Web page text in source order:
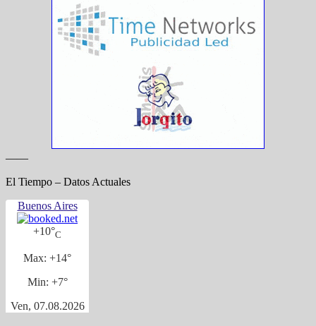
——
El Tiempo – Datos Actuales
Buenos Aires
+10°C
Max: +14°
Min: +7°
Ven, 07.08.2026